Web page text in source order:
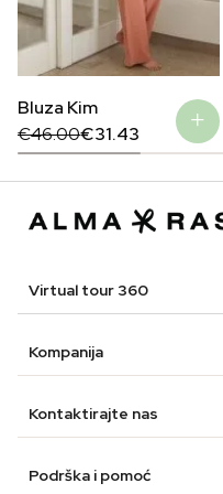
Bluza Kim
€46.00
Original
price
€46.00.
€31.43
Current
price
€31.43.
Virtual tour 360
Kompanija
Kontaktirajte nas
Podrška i pomoć